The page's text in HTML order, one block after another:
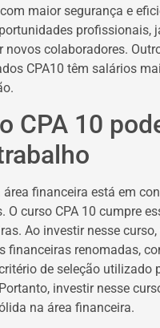
maior segurança e
colaboradores.
CPA10 têm salários
CPA 10
financeira está em
curso CPA 10 cumpre
Ao investir nesse
renomadas,
de seleção
investir nesse
na área financeira.